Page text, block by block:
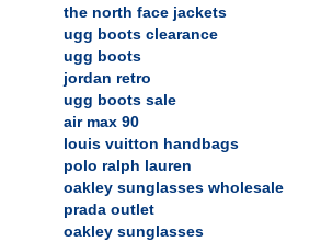
the north face jackets
ugg boots clearance
ugg boots
jordan retro
ugg boots sale
air max 90
louis vuitton handbags
polo ralph lauren
oakley sunglasses wholesale
prada outlet
oakley sunglasses